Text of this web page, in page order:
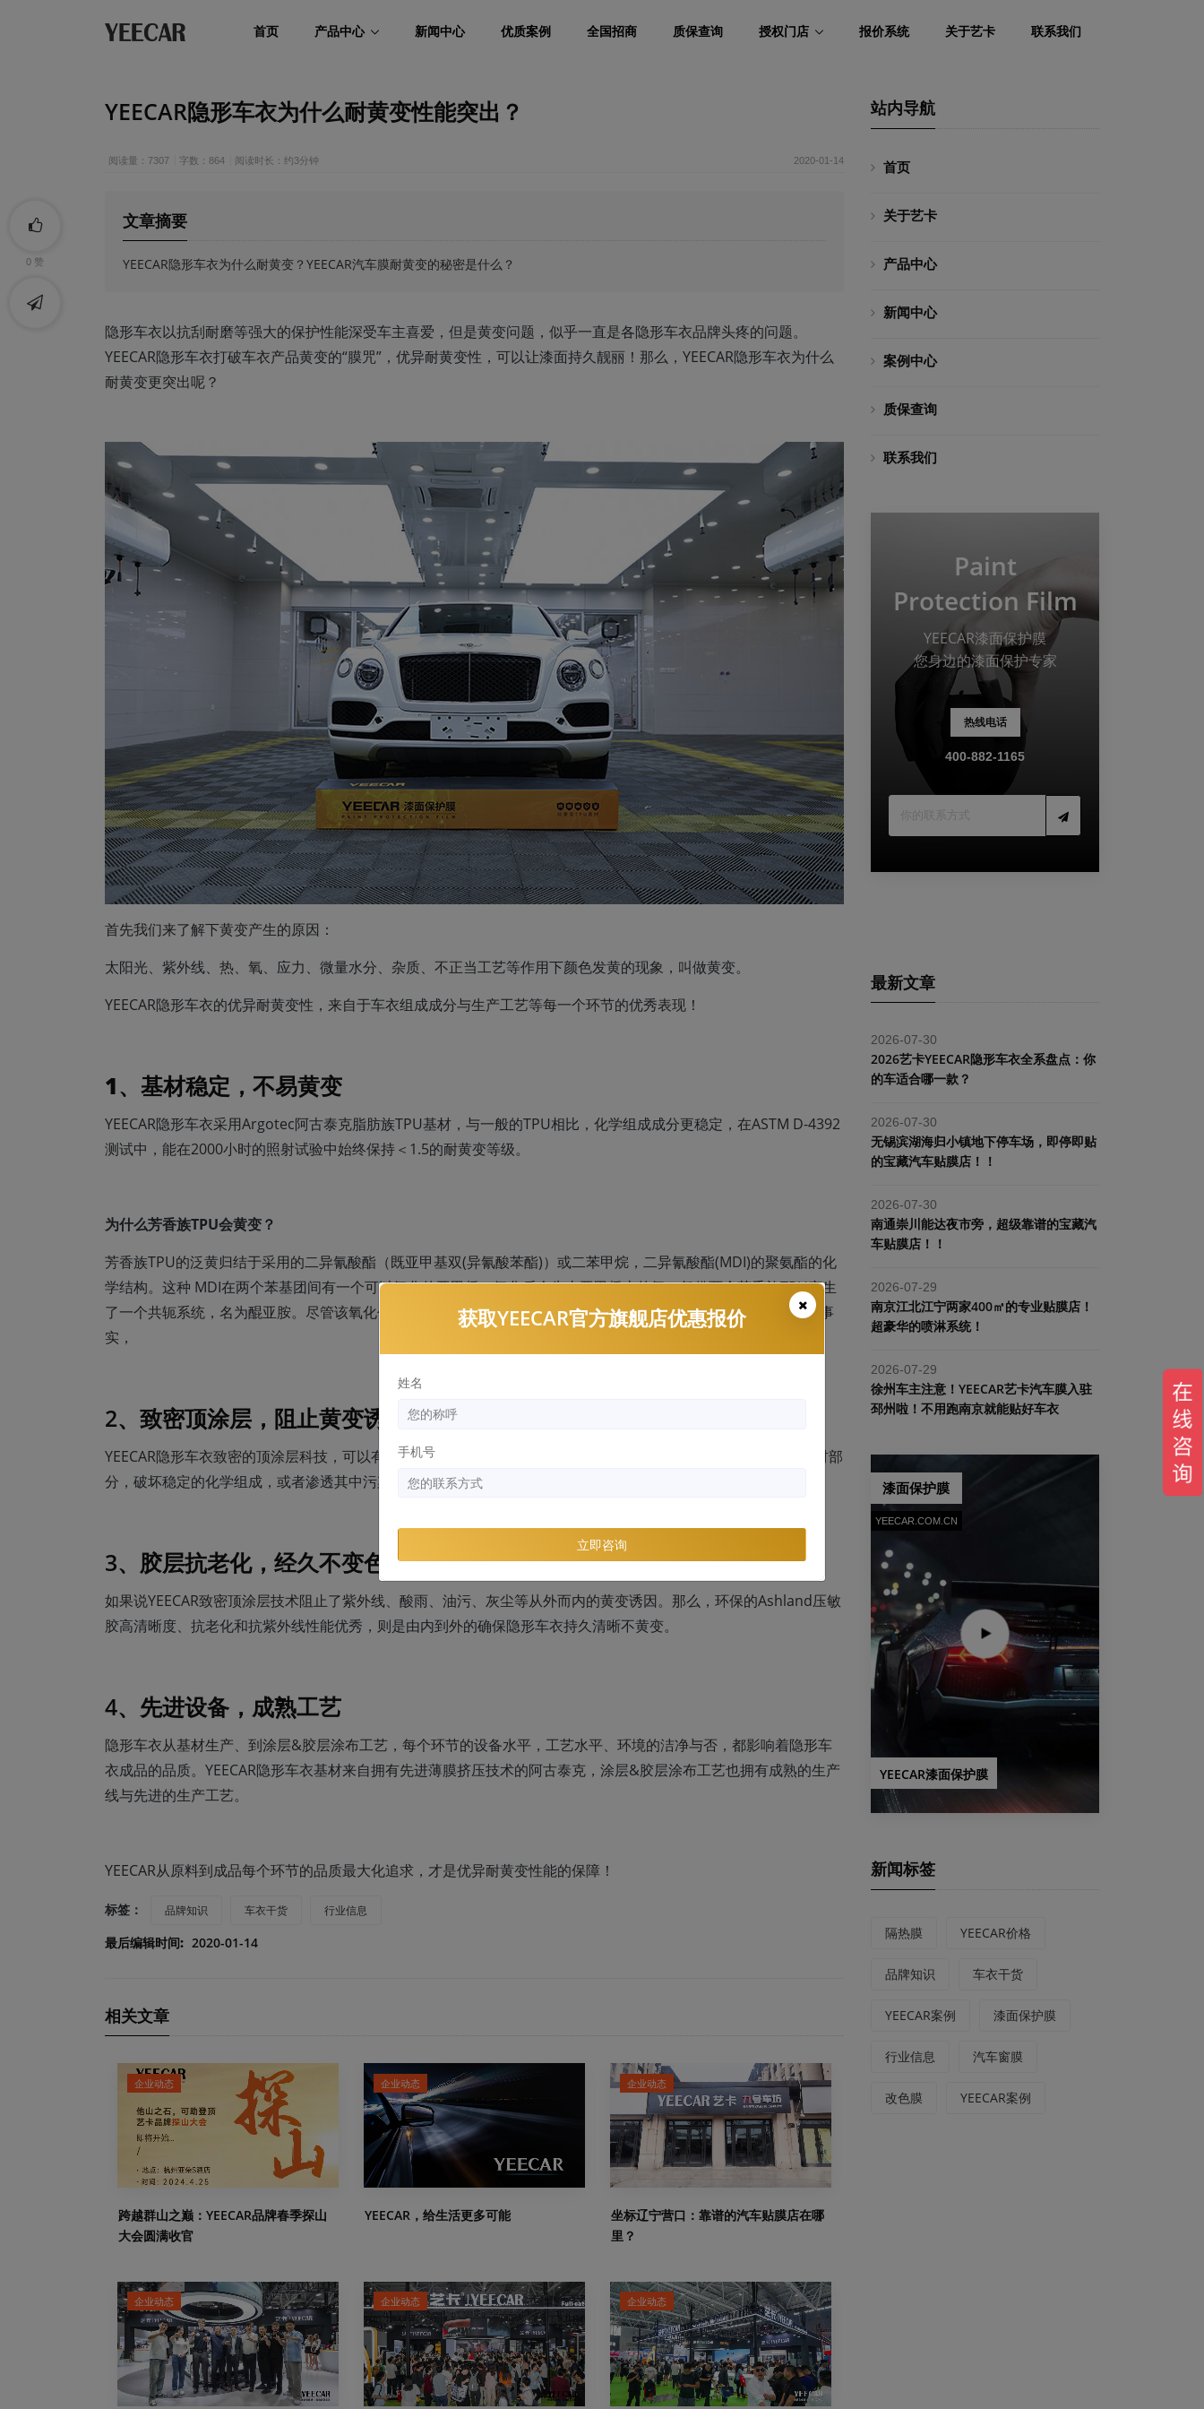
首页 产品中心 新闻中心 优质案例 全国招商 质保查询 授权门店 报价系统 关于艺卡 联系我们
YEECAR隐形车衣为什么耐黄变性能突出？
阅读量：7307 字数：864 阅读时长：约3分钟 2020-01-14
文章摘要
YEECAR隐形车衣为什么耐黄变？YEECAR汽车膜耐黄变的秘密是什么？
隐形车衣以抗刮耐磨等强大的保护性能深受车主喜爱，但是黄变问题，似乎一直是各隐形车衣品牌头疼的问题。
YEECAR隐形车衣打破车衣产品黄变的“膜咒”，优异耐黄变性，可以让漆面持久靓丽！那么，YEECAR隐形车衣为什么
耐黄变更突出呢？
首先我们来了解下黄变产生的原因：
太阳光、紫外线、热、氧、应力、微量水分、杂质、不正当工艺等作用下颜色发黄的现象，叫做黄变。
YEECAR隐形车衣的优异耐黄变性，来自于车衣组成成分与生产工艺等每一个环节的优秀表现！
1、基材稳定，不易黄变
YEECAR隐形车衣采用Argotec阿古泰克脂肪族TPU基材，与一般的TPU相比，化学组成成分更稳定，在ASTM D-4392
测试中，能在2000小时的照射试验中始终保持＜1.5的耐黄变等级。
为什么芳香族TPU会黄变？
芳香族TPU的泛黄归结于采用的二异氰酸酯（既亚甲基双(异氰酸苯酯)）或二苯甲烷，二异氰酸酯(MDI)的聚氨酯的化
学结构。这种 MDI在两个苯基团间有一个可以氧化的亚甲桥，氧化后会失去亚甲桥上的氢。凭借两个芳香族TPU产生
了一个共轭系统，名为醌亚胺。尽管该氧化作用对于TPU的物理性能影响极小，但还是会导致了TPU泛黄的不争的事
实，
2、致密顶涂层，阻止黄变诱因
YEECAR隐形车衣致密的顶涂层科技，可以有效阻隔外界灰尘杂质、紫外线、酸雨腐蚀等各种危害因素侵入TPU基材部
分，破坏稳定的化学组成，或者渗透其中污染膜面。
3、胶层抗老化，经久不变色
如果说YEECAR致密顶涂层技术阻止了紫外线、酸雨、油污、灰尘等从外而内的黄变诱因。那么，环保的Ashland压敏
胶高清晰度、抗老化和抗紫外线性能优秀，则是由内到外的确保隐形车衣持久清晰不黄变。
4、先进设备，成熟工艺
隐形车衣从基材生产、到涂层&胶层涂布工艺，每个环节的设备水平，工艺水平、环境的洁净与否，都影响着隐形车
衣成品的品质。YEECAR隐形车衣基材来自拥有先进薄膜挤压技术的阿古泰克，涂层&胶层涂布工艺也拥有成熟的生产
线与先进的生产工艺。
YEECAR从原料到成品每个环节的品质最大化追求，才是优异耐黄变性能的保障！
标签： 品牌知识 车衣干货 行业信息
最后编辑时间: 2020-01-14
相关文章
企业动态
跨越群山之巅：YEECAR品牌春季探山
大会圆满收官
企业动态
YEECAR，给生活更多可能
企业动态
坐标辽宁营口：靠谱的汽车贴膜店在哪
里？
企业动态 企业动态 企业动态
站内导航
首页
关于艺卡
产品中心
新闻中心
案例中心
质保查询
联系我们
Paint
Protection Film
YEECAR漆面保护膜
您身边的漆面保护专家
热线电话
400-882-1165
最新文章
2026-07-30
2026艺卡YEECAR隐形车衣全系盘点：你
的车适合哪一款？
2026-07-30
​无锡滨湖海归小镇地下停车场，即停即贴
的宝藏汽车贴膜店！！
2026-07-30
南通崇川能达夜市旁，超级靠谱的宝藏汽
车贴膜店！！
2026-07-29
南京江北江宁两家400㎡的专业贴膜店！
超豪华的喷淋系统！
2026-07-29
​徐州车主注意！YEECAR艺卡汽车膜入驻
邳州啦！不用跑南京就能贴好车衣
漆面保护膜
YEECAR.COM.CN
YEECAR漆面保护膜
新闻标签
隔热膜 YEECAR价格
品牌知识 车衣干货
YEECAR案例 漆面保护膜
行业信息 汽车窗膜
改色膜 YEECAR案例
0 赞
获取YEECAR官方旗舰店优惠报价
姓名
手机号
立即咨询